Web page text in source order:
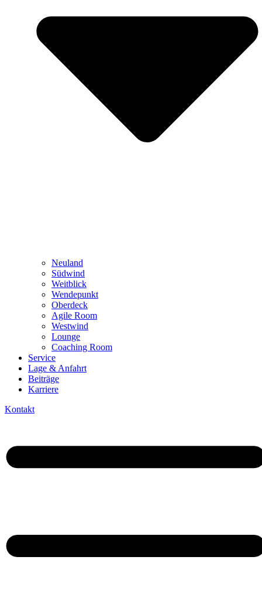
Neuland
Südwind
Weitblick
Wendepunkt
Oberdeck
Agile Room
Westwind
Lounge
Coaching Room
Service
Lage & Anfahrt
Beiträge
Karriere
Kontakt